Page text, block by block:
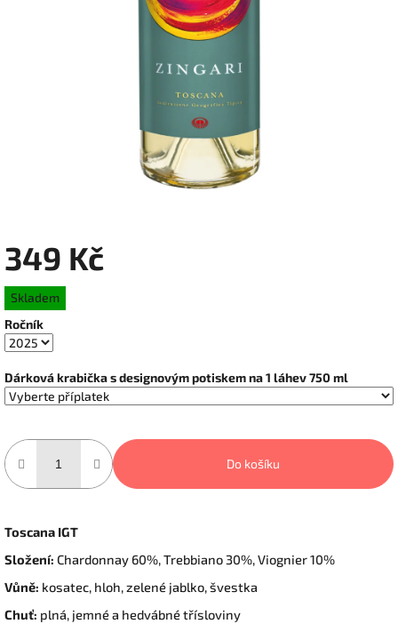
349 Kč
Měrná
cena:
Skladem
Ročník
Dárková krabička s designovým potiskem na 1 láhev 750 ml
Do košíku
Toscana IGT
Složení: Chardonnay 60%, Trebbiano 30%, Viognier 10%
Vůně: kosatec, hloh, zelené jablko, švestka
Chuť: plná, jemné a hedvábné třísloviny